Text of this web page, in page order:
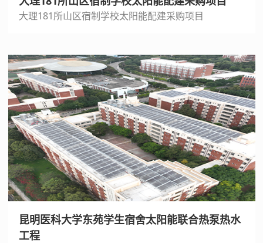
大理181所山区宿制学校太阳能配建采购项目
昆明医科大学东苑学生宿舍太阳能联合热泵热水
工程